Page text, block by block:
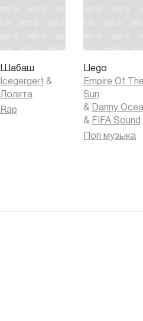
Шабаш
Icegergert &
Лолита
Rap
Llego
Empire Of
Sun
&
Danny
& FIFA Sound
Поп музыка